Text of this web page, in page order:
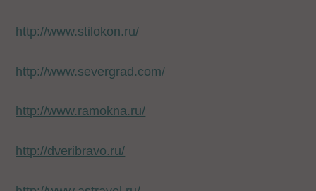
http://www.stilokon.ru/
http://www.severgrad.com/
http://www.ramokna.ru/
http://dveribravo.ru/